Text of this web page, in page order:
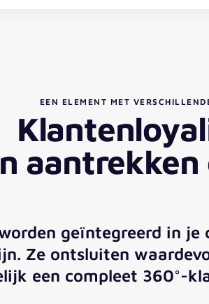
EEN ELEMENT MET
aantrekken
geïntegreerd in
Ze ontsluiten
een compleet 360°-